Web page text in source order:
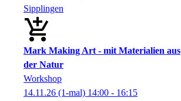
Sipplingen
Mark Making Art - mit Materialien aus
der Natur
Workshop
14.11.26 (1-mal) 14:00 - 16:15